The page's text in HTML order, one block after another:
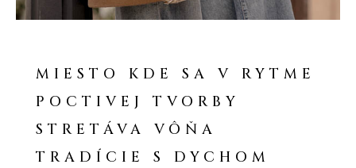
MIESTO KDE SA V RYTME
POCTIVEJ TVORBY
STRETÁVA VÔŇA
TRADÍCIE S DYCHOM